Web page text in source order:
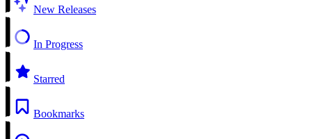
New Releases
In Progress
Starred
Bookmarks